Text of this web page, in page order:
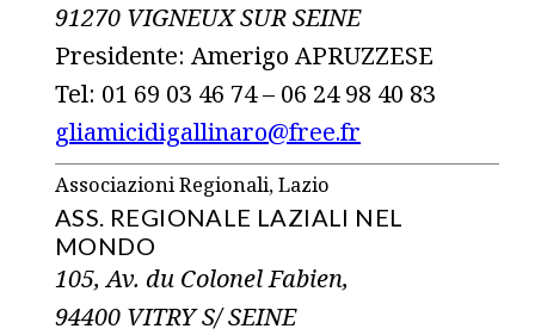
91270 VIGNEUX SUR SEINE
Presidente: Amerigo APRUZZESE
Tel: 01 69 03 46 74 – 06 24 98 40 83
gliamicidigallinaro@free.fr
Associazioni Regionali, Lazio
ASS. REGIONALE LAZIALI NEL
MONDO
105, Av. du Colonel Fabien,
94400 VITRY S/ SEINE